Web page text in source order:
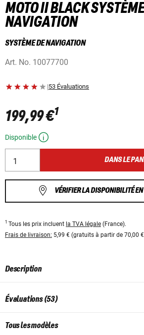
MOTO II BLACK
NAVIGATION
SYSTÈME DE NAVIGATION
Art. No. 10077700
|53 Évaluations
199,99 €1
Disponible
DANS LE
VÉRIFIER LA DISPONIBILITÉ
1 Tous les prix incluent la TVA légale (France).
Frais de livraison: 5,99 € (gratuits à partir de 70,00 €
Description
Évaluations (53)
Tous les modèles